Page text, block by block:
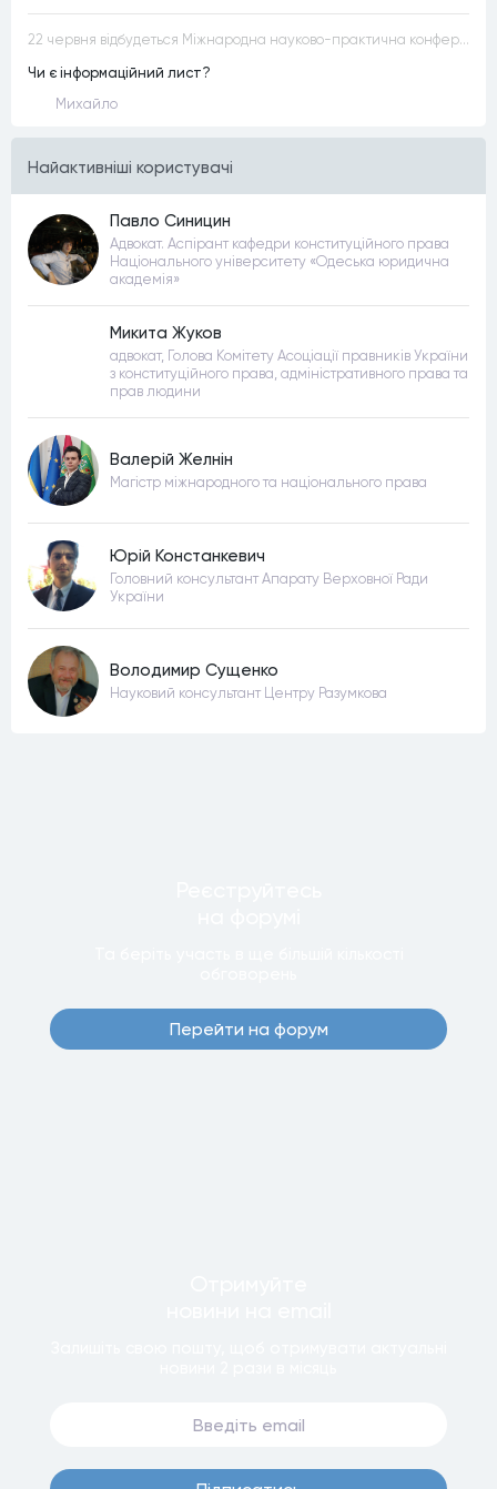
22 червня відбудеться Міжнародна науково-практична конференція “Конституційна демократія в умовах загроз територіальній цілісності та національній безпеці”
Чи є інформаційний лист?
Михайло
Найактивнiшi користувачi
Павло Синицин
Адвокат. Аспірант кафедри конституційного права
Національного університету «Одеська юридична
академія»
Микита Жуков
адвокат, Голова Комітету Асоціації правників України
з конституційного права, адміністративного права та
прав людини
Валерій Желнін
Магістр міжнародного та національного права
Юрій Констанкевич
Головний консультант Апарату Верховної Ради
України
Володимир Сущенко
Науковий консультант Центру Разумкова
Перейти на форум